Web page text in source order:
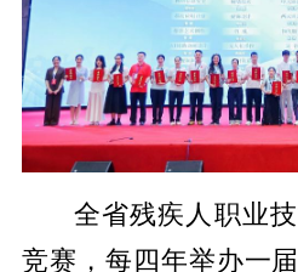
全省残疾人职业
竞赛，每四年举办一